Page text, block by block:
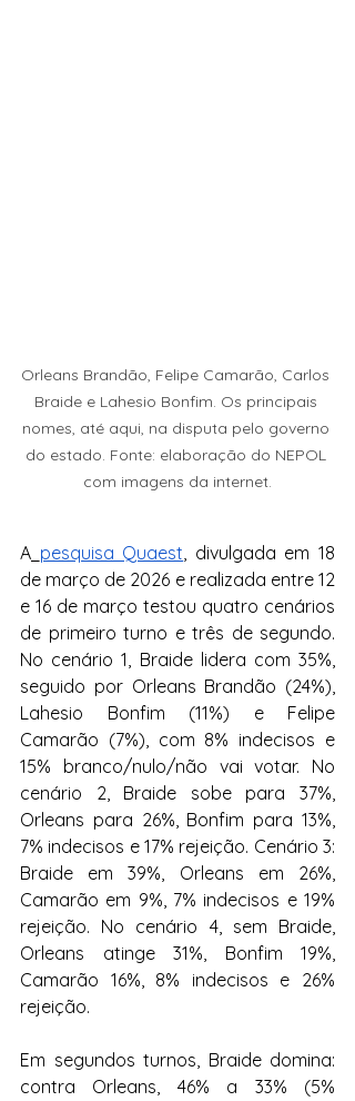
Orleans Brandão, Felipe Camarão, Carlos
Braide e Lahesio Bonfim. Os principais
nomes, até aqui, na disputa pelo governo
do estado. Fonte: elaboração do NEPOL
com imagens da internet.
A pesquisa Quaest, divulgada em 18
de março de 2026 e realizada entre 12
e 16 de março testou quatro cenários
de primeiro turno e três de segundo.
No cenário 1, Braide lidera com 35%,
seguido por Orleans Brandão (24%),
Lahesio Bonfim (11%) e Felipe
Camarão (7%), com 8% indecisos e
15% branco/nulo/não vai votar. No
cenário 2, Braide sobe para 37%,
Orleans para 26%, Bonfim para 13%,
7% indecisos e 17% rejeição. Cenário 3:
Braide em 39%, Orleans em 26%,
Camarão em 9%, 7% indecisos e 19%
rejeição. No cenário 4, sem Braide,
Orleans atinge 31%, Bonfim 19%,
Camarão 16%, 8% indecisos e 26%
rejeição.
Em segundos turnos, Braide domina:
contra Orleans, 46% a 33% (5%